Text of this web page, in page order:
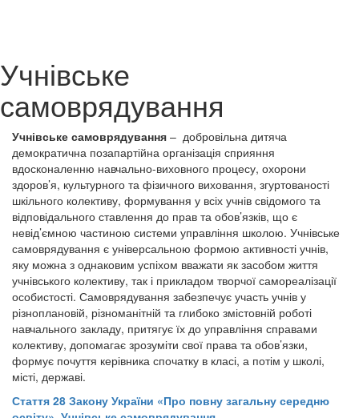
Учнівське
самоврядування
Учнівське самоврядування – добровільна дитяча
демократична позапартійна організація сприяння
вдосконаленню навчально-виховного процесу, охорони
здоров’я, культурного та фізичного виховання, згуртованості
шкільного колективу, формування у всіх учнів свідомого та
відповідального ставлення до прав та обов’язків, що є
невід’ємною частиною системи управління школою. Учнівське
самоврядування є універсальною формою активності учнів,
яку можна з однаковим успіхом вважати як засобом життя
учнівського колективу, так і прикладом творчої самореалізації
особистості. Самоврядування забезпечує участь учнів у
різноплановій, різноманітній та глибоко змістовній роботі
навчального закладу, притягує їх до управління справами
колективу, допомагає зрозуміти свої права та обов’язки,
формує почуття керівника спочатку в класі, а потім у школі,
місті, державі.
Стаття 28 Закону України «Про повну загальну середню